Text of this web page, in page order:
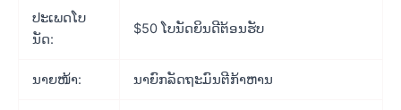
ປະເພດໂບ
ນັດ:
$50 ໂບນັດຍິນດີຕ້ອນຮັບ
ນາຍໜ້າ: ນາຍົກລັດຖະມົນຕີກ້າຫານ